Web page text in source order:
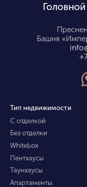
Башня
Тип недвижимости
С отделкой
Без отделки
Whitebox
Пентхаусы
Таунхаусы
Апартаменты